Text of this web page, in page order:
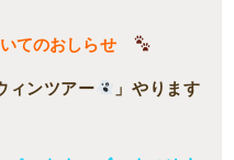
てのおしらせ
ィンツアー 」やります